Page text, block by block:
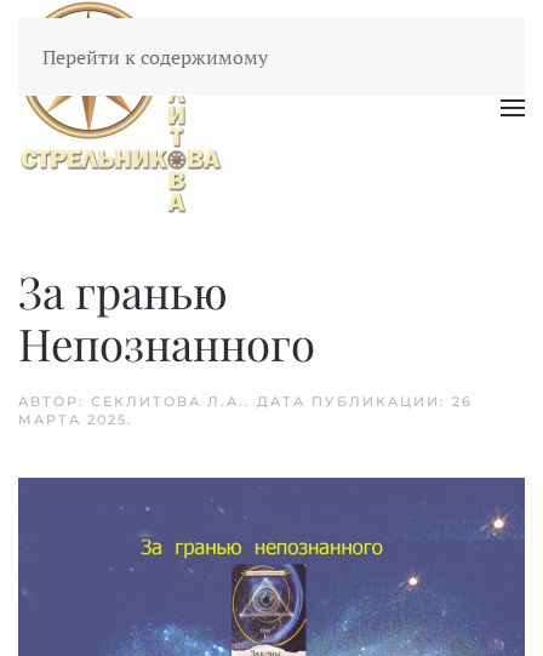
Перейти к содержимому
За гранью
Непознанного
АВТОР: СЕКЛИТОВА Л.А.. ДАТА ПУБЛИКАЦИИ: 26
МАРТА 2025.